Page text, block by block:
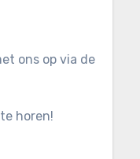
ons op via de
horen!